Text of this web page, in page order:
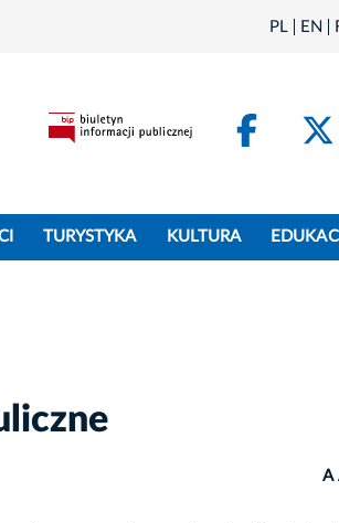
PL EN
TURYSTYKA KULTURA
A